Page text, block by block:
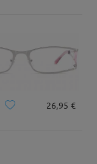
Ancho Rostro:
26,95 €